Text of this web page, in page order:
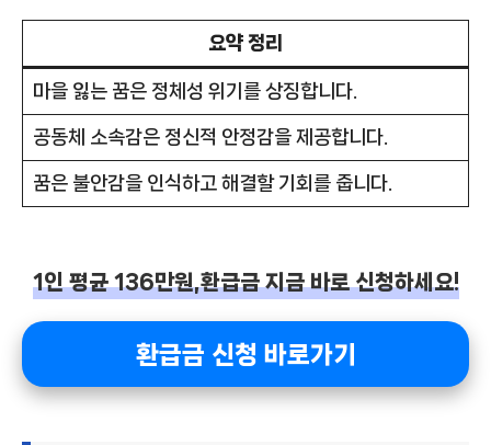
요약 정리
마을 잃는 꿈은 정체성 위기를 상징합니다.
공동체 소속감은 정신적 안정감을 제공합니다.
꿈은 불안감을 인식하고 해결할 기회를 줍니다.
1인 평균 136만원,환급금 지금 바로 신청하세요!
환급금 신청 바로가기